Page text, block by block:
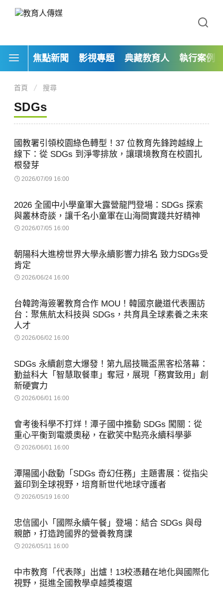
焦點新聞 影視專題 典藏教育人 執行案例
首頁 搜尋
SDGs
國教署引領校園綠色轉型！37 位教育先鋒跨越線上
線下：從 SDGs 到淨零排放，讓環境教育在校園扎
根發芽
2026/07/09 16:00
2026 全國中小學童軍大露營龍門登場：SDGs 探索
與叢林奇談，讓千名小童軍在山海間實踐共好精神
2026/07/05 16:00
朝陽科大進榜世界大學永續影響力排名 致力SDGs受
肯定
2026/06/24 16:00
台韓跨海簽署教育合作 MOU！韓國京畿道代表團訪
台：聚焦航太科技與 SDGs，共育具全球素養之未來
人才
2026/06/02 16:00
SDGs 永續創意大爆發！第九屆技職盃黑客松落幕：
勤益科大「智慧取餐車」奪冠，展現「務實致用」創
新硬實力
2026/06/01 16:00
會考後科學不打烊！潭子國中推動 SDGs 闖關：從
重心平衡到電漿奧秘，在歡笑中點亮永續科學夢
2026/06/01 16:00
潭陽國小啟動「SDGs 奇幻任務」主題書展：從指尖
蓋印到全球視野，培育新世代地球守護者
2026/05/19 16:00
忠信國小「國際永續午餐」登場：結合 SDGs 與母
親節，打造跨國界的營養教育課
2026/05/11 16:00
中市教育「代表隊」出爐！13校憑藉在地化與國際化
視野，挺進全國教學卓越獎複選